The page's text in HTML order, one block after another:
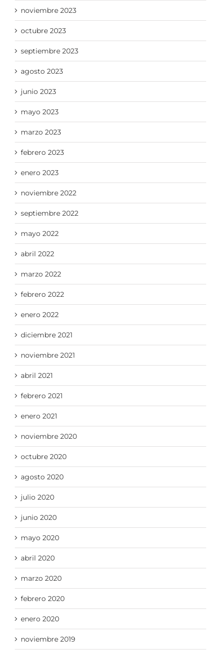
noviembre 2023
octubre 2023
septiembre 2023
agosto 2023
junio 2023
mayo 2023
marzo 2023
febrero 2023
enero 2023
noviembre 2022
septiembre 2022
mayo 2022
abril 2022
marzo 2022
febrero 2022
enero 2022
diciembre 2021
noviembre 2021
abril 2021
febrero 2021
enero 2021
noviembre 2020
octubre 2020
agosto 2020
julio 2020
junio 2020
mayo 2020
abril 2020
marzo 2020
febrero 2020
enero 2020
noviembre 2019